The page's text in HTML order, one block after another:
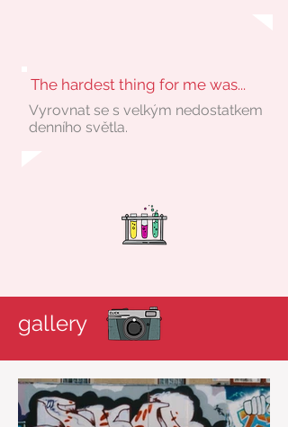
The hardest thing for me was...
Vyrovnat se s velkým nedostatkem
denního světla.
gallery